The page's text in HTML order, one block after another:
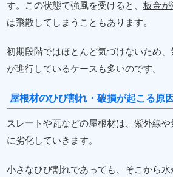
す。この状態で強風を受けると、板金が
は飛散してしまうこともあります。
初期段階ではほとんど気づけないため
が進行しているケースも多いのです。
屋根材のひび割れ・破損が起こる原
スレートや瓦などの屋根材は、紫外線
に劣化していきます。
小さなひび割れであっても、そこから